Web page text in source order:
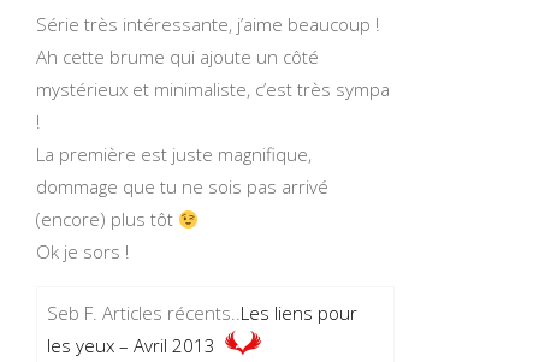
Série très intéressante, j’aime beaucoup !
Ah cette brume qui ajoute un côté
mystérieux et minimaliste, c’est très sympa
!
La première est juste magnifique,
dommage que tu ne sois pas arrivé
(encore) plus tôt
Ok je sors !
Seb F. Articles récents..Les liens pour
les yeux – Avril 2013